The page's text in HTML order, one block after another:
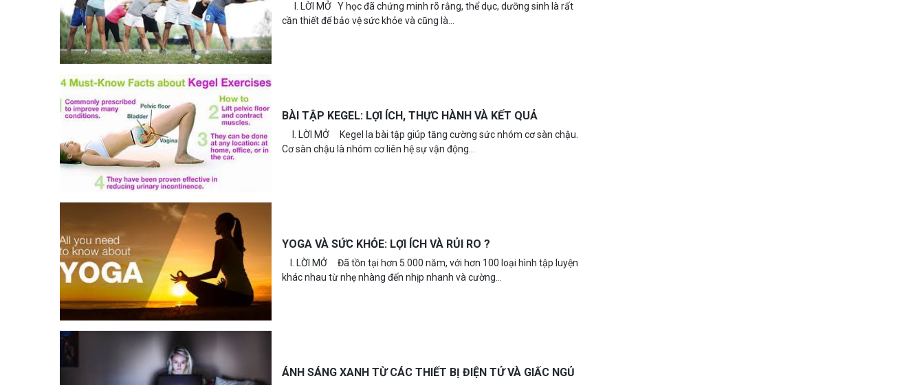
I. LỜI MỞ Y học đã chứng minh rõ rằng, thể dục, dưỡng sinh là rất
cần thiết để bảo vệ sức khỏe và cũng là...
BÀI TẬP KEGEL: LỢI ÍCH, THỰC HÀNH VÀ KẾT QUẢ
I. LỜI MỞ Kegel la bài tập giúp tăng cường sức nhóm cơ sàn chậu.
Cơ sàn chậu là nhóm cơ liên hệ sự vận động...
YOGA VÀ SỨC KHỎE: LỢI ÍCH VÀ RỦI RO ?
I. LỜI MỞ Đã tồn tại hơn 5.000 năm, với hơn 100 loại hình tập luyện
khác nhau từ nhẹ nhàng đến nhịp nhanh và cường...
ÁNH SÁNG XANH TỪ CÁC THIẾT BỊ ĐIỆN TỬ VÀ GIẤC NGỦ